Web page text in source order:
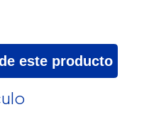
este producto